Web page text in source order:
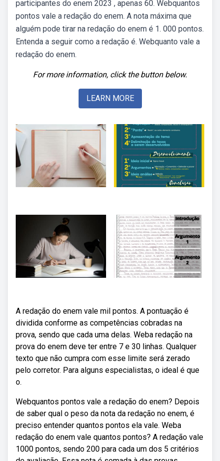
participantes do enem 2023 , apenas 60. Webquantos
pontos vale a redação do enem. A nota máxima que
alguém pode tirar na redação do enem é 1. 000 pontos.
Entenda a seguir como a redação é. Webquanto vale a
redação do enem.
For more information, click the button below.
LEARN MORE
A redação do enem vale mil pontos. A pontuação é
dividida conforme as competências cobradas na
prova, sendo que cada uma delas. Weba redação na
prova do enem deve ter entre 7 e 30 linhas. Qualquer
texto que não cumpra com esse limite será zerado
pelo corretor. Para alguns especialistas, o ideal é que
o.
Webquantos pontos vale a redação do enem? Depois
de saber qual o peso da nota da redação no enem, é
preciso entender quantos pontos ela vale. Weba
redação do enem vale quantos pontos? A redação vale
1000 pontos, sendo 200 para cada um dos 5 critérios